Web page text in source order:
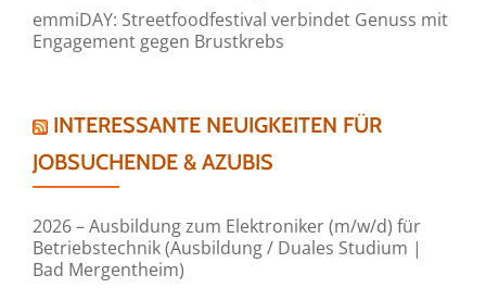
emmiDAY: Streetfoodfestival verbindet Genuss mit
Engagement gegen Brustkrebs
INTERESSANTE NEUIGKEITEN FÜR
JOBSUCHENDE & AZUBIS
2026 – Ausbildung zum Elektroniker (m/w/d) für
Betriebstechnik (Ausbildung / Duales Studium |
Bad Mergentheim)